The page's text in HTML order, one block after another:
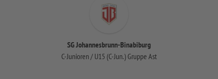
SG Johannesbrunn-Binabiburg
C-Junioren / U15 (C-Jun.) Gruppe Ast